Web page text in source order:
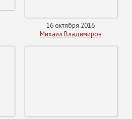
16 октября 2016
Михаил Владимиров